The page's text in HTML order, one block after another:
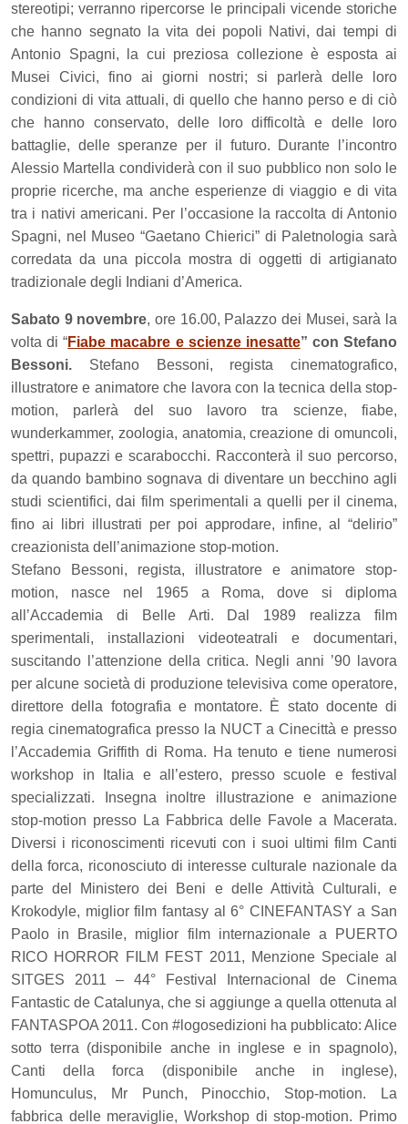
stereotipi; verranno ripercorse le principali vicende storiche
che hanno segnato la vita dei popoli Nativi, dai tempi di
Antonio Spagni, la cui preziosa collezione è esposta ai
Musei Civici, fino ai giorni nostri; si parlerà delle loro
condizioni di vita attuali, di quello che hanno perso e di ciò
che hanno conservato, delle loro difficoltà e delle loro
battaglie, delle speranze per il futuro. Durante l’incontro
Alessio Martella condividerà con il suo pubblico non solo le
proprie ricerche, ma anche esperienze di viaggio e di vita
tra i nativi americani. Per l’occasione la raccolta di Antonio
Spagni, nel Museo “Gaetano Chierici” di Paletnologia sarà
corredata da una piccola mostra di oggetti di artigianato
tradizionale degli Indiani d’America.
Sabato 9 novembre, ore 16.00, Palazzo dei Musei, sarà la
volta di “Fiabe macabre e scienze inesatte” con Stefano
Bessoni. Stefano Bessoni, regista cinematografico,
illustratore e animatore che lavora con la tecnica della stop-
motion, parlerà del suo lavoro tra scienze, fiabe,
wunderkammer, zoologia, anatomia, creazione di omuncoli,
spettri, pupazzi e scarabocchi. Racconterà il suo percorso,
da quando bambino sognava di diventare un becchino agli
studi scientifici, dai film sperimentali a quelli per il cinema,
fino ai libri illustrati per poi approdare, infine, al “delirio”
creazionista dell’animazione stop-motion.
Stefano Bessoni, regista, illustratore e animatore stop-
motion, nasce nel 1965 a Roma, dove si diploma
all’Accademia di Belle Arti. Dal 1989 realizza film
sperimentali, installazioni videoteatrali e documentari,
suscitando l’attenzione della critica. Negli anni ’90 lavora
per alcune società di produzione televisiva come operatore,
direttore della fotografia e montatore. È stato docente di
regia cinematografica presso la NUCT a Cinecittà e presso
l’Accademia Griffith di Roma. Ha tenuto e tiene numerosi
workshop in Italia e all’estero, presso scuole e festival
specializzati. Insegna inoltre illustrazione e animazione
stop-motion presso La Fabbrica delle Favole a Macerata.
Diversi i riconoscimenti ricevuti con i suoi ultimi film Canti
della forca, riconosciuto di interesse culturale nazionale da
parte del Ministero dei Beni e delle Attività Culturali, e
Krokodyle, miglior film fantasy al 6° CINEFANTASY a San
Paolo in Brasile, miglior film internazionale a PUERTO
RICO HORROR FILM FEST 2011, Menzione Speciale al
SITGES 2011 – 44° Festival Internacional de Cinema
Fantastic de Catalunya, che si aggiunge a quella ottenuta al
FANTASPOA 2011. Con #logosedizioni ha pubblicato: Alice
sotto terra (disponibile anche in inglese e in spagnolo),
Canti della forca (disponibile anche in inglese),
Homunculus, Mr Punch, Pinocchio, Stop-motion. La
fabbrica delle meraviglie, Workshop di stop-motion. Primo